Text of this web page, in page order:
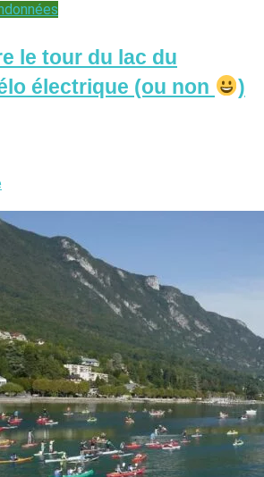
le tour du lac du
électrique (ou non
)